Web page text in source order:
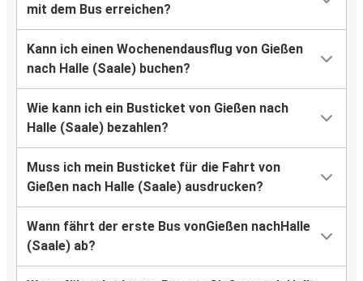
mit dem Bus erreichen?
Kann ich einen Wochenendausflug von Gießen
nach Halle (Saale) buchen?
Wie kann ich ein Busticket von Gießen nach
Halle (Saale) bezahlen?
Muss ich mein Busticket für die Fahrt von
Gießen nach Halle (Saale) ausdrucken?
Wann fährt der erste Bus vonGießen nachHalle
(Saale) ab?